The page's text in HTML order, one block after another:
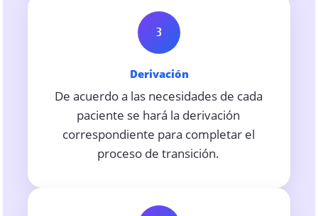
3
Derivación
De acuerdo a las necesidades de cada
paciente se hará la derivación
correspondiente para completar el
proceso de transición.